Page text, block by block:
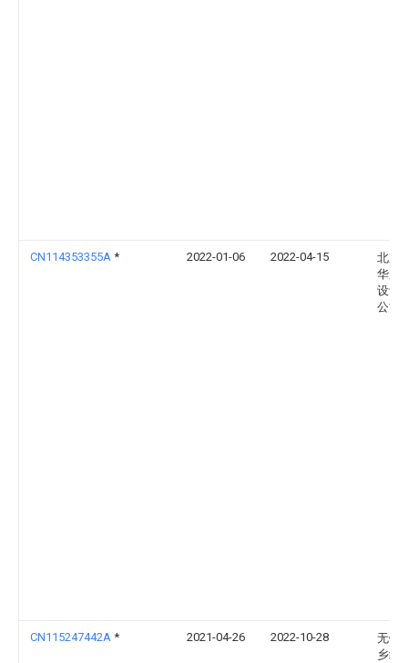
CN114353355A * 2022-01-06 2022-04-15
北京
华脉
设计
公司
CN115247442A * 2021-04-26 2022-10-28
无锡
乡给